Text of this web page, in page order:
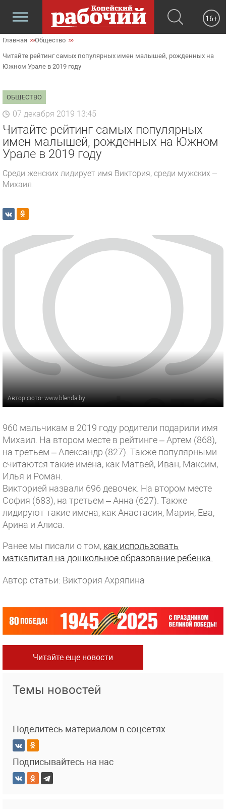
16+
Главная Общество
Читайте рейтинг самых популярных имен малышей, рожденных на
Южном Урале в 2019 году
ОБЩЕСТВО
07 декабря 2019 13:45
Читайте рейтинг самых популярных
имен малышей, рожденных на Южном
Урале в 2019 году
Среди женских лидирует имя Виктория, среди мужских –
Михаил.
Автор фото: www.blenda.by
960 мальчикам в 2019 году родители подарили имя
Михаил. На втором месте в рейтинге – Артем (868),
на третьем – Александр (827). Также популярными
считаются такие имена, как Матвей, Иван, Максим,
Илья и Роман.
Викторией назвали 696 девочек. На втором месте
София (683), на третьем – Анна (627). Также
лидируют такие имена, как Анастасия, Мария, Ева,
Арина и Алиса.
Ранее мы писали о том, как использовать
маткапитал на дошкольное образование ребенка.
Автор статьи: Виктория Ахряпина
Читайте еще новости
Темы новостей
Поделитесь материалом в соцсетях
Подписывайтесь на нас